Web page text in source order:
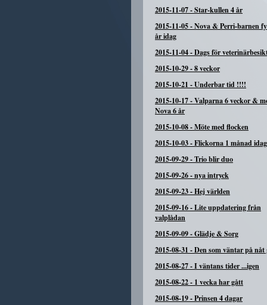
2015-11-07-Star-kullen 4 år
2015-11-05-Nova & Perri-barnen
år idag
2015-11-04-Dags för
2015-10-29-8 veckor
2015-10-21 -Underbar tid !!!!
2015-10-17-Valparna 6 veckor &
Nova 6 år
2015-10-08-Möte med flocken
2015-10-03-Flickorna 1 månad idag
2015-09-29-Trio blir duo
2015-09-26-nya intryck
2015-09-23-Hej världen
2015-09-16-Lite uppdatering från
valplådan
2015-09-09-Glädje & Sorg
2015-08-31 -Den som väntar på nåt
2015-08-27-I väntans tider ...igen
2015-08-22- 1 vecka har gått
2015-08-19-Prinsen 4 dagar